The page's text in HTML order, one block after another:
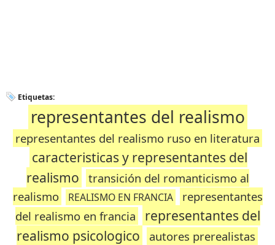
Etiquetas:
representantes del realismo
representantes del realismo ruso en literatura
caracteristicas y representantes del
realismo
transición del romanticismo al
realismo
REALISMO EN FRANCIA
representantes
del realismo en francia
representantes del
realismo psicologico
autores prerealistas